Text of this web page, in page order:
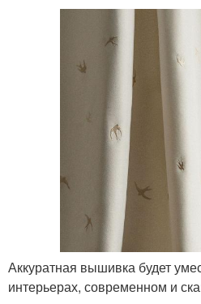
Аккуратная вышивка будет
интерьерах, современном и